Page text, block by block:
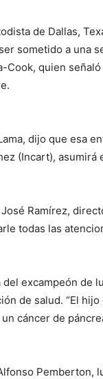
de Dallas,
sometido a una
Cook, quien
dijo que esa
(Incart), asumirá
Ramírez,
todas las
excampeón de
de salud. “El hijo
cáncer de
Pemberton,